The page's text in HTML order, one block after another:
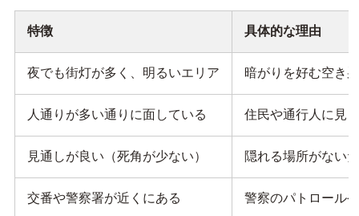
特徴 具体的な理由
夜でも街灯が多く、明るいエリア 暗がりを好む空き
人通りが多い通りに面している 住民や通行人に見
見通しが良い（死角が少ない） 隠れる場所がない
交番や警察署が近くにある 警察のパトロール